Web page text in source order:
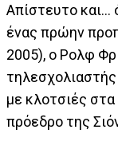
Απίστευτο και...
ένας πρώην
2005), ο Ρολφ
με κλοτσιές
πρόεδρο της